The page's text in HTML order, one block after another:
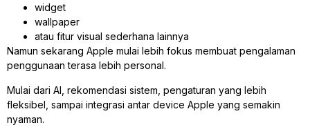
widget
wallpaper
atau fitur visual sederhana lainnya
Namun sekarang Apple mulai lebih fokus membuat pengalaman
penggunaan terasa lebih personal.
Mulai dari AI, rekomendasi sistem, pengaturan yang lebih
fleksibel, sampai integrasi antar device Apple yang semakin
nyaman.